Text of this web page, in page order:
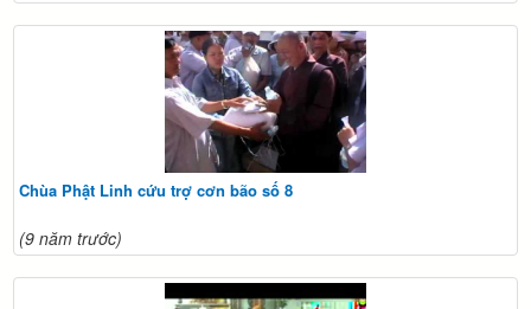
Chùa Phật Linh cứu trợ cơn bão số 8
(9 năm trước)